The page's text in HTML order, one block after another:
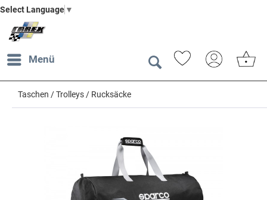
Select Language ▼
Menü
Taschen / Trolleys / Rucksäcke